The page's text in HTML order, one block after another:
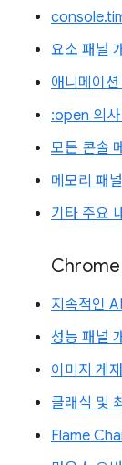
요소 패널
애니메이
:open 의사
모든 콘솔
메모리 패
기타 주요
Chrome
지속적인
성능 패널
이미지 게
클래식 및
Flame